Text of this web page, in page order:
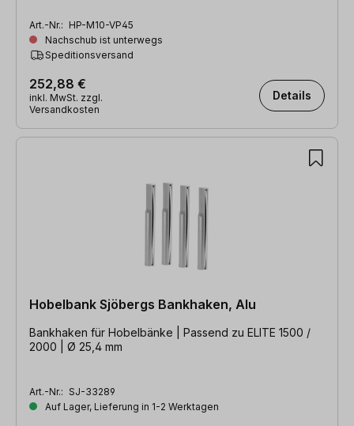
Art.-Nr.: HP-M10-VP45
Nachschub ist unterwegs
Speditionsversand
252,88 €
inkl. MwSt. zzgl.
Versandkosten
Details
Hobelbank Sjöbergs Bankhaken, Alu
Bankhaken für Hobelbänke | Passend zu ELITE 1500 /
2000 | Ø 25,4 mm
Art.-Nr.: SJ-33289
Auf Lager, Lieferung in 1-2 Werktagen